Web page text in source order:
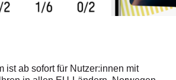
ist ab sofort für Nutzer:innen mit